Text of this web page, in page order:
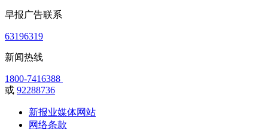
早报广告联系
63196319
新闻热线
1800-7416388
或 92288736
新报业媒体网站
网络条款